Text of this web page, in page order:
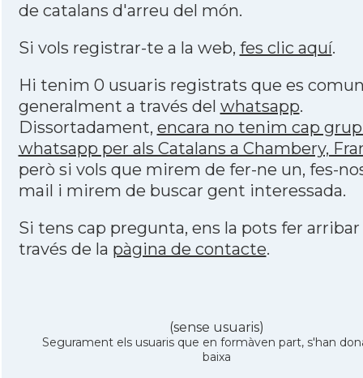
de catalans d'arreu del món.
Si vols registrar-te a la web, fes clic aquí.
Hi tenim 0 usuaris registrats que es
generalment a través del whatsapp.
Dissortadament, encara no tenim cap
whatsapp per als Catalans a Chambery,
però si vols que mirem de fer-ne un, fes-
mail i mirem de buscar gent interessada.
Si tens cap pregunta, ens la pots fer arribar
través de la pàgina de contacte.
(sense usuaris)
Segurament els usuaris que en formàven part, s'han
baixa